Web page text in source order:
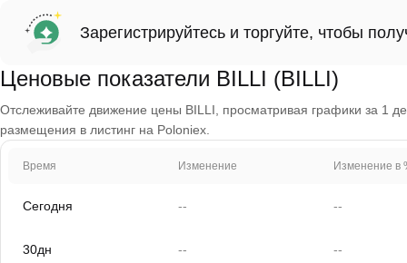
Зарегистрируйтесь и торгуйте, чтобы
Ценовые показатели BILLI (BILLI)
Отслеживайте движение цены BILLI, просматривая графики за 1
размещения в листинг на Poloniex.
Время Изменение Изменение в
Сегодня -- --
30дн -- --